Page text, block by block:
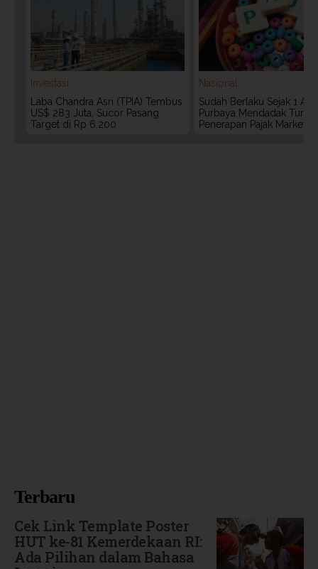
Investasi
Laba Chandra Asri (TPIA) Tembus
US$ 283 Juta, Sucor Pasang
Target di Rp 6.200
Nasional
Sudah Berlaku Sejak 1
Purbaya Mendadak Tunda
Penerapan Pajak
Terbaru
Cek Link Template Poster
HUT ke-81 Kemerdekaan RI:
Ada Pilihan dalam Bahasa